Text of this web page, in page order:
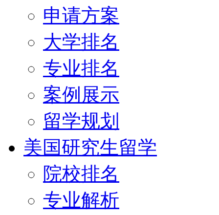
申请方案
大学排名
专业排名
案例展示
留学规划
美国研究生留学
院校排名
专业解析